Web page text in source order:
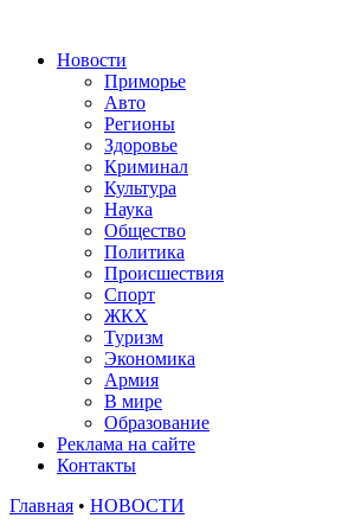
Новости
Приморье
Авто
Регионы
Здоровье
Криминал
Культура
Наука
Общество
Политика
Происшествия
Спорт
ЖКХ
Туризм
Экономика
Армия
В мире
Образование
Реклама на сайте
Контакты
Главная • НОВОСТИ